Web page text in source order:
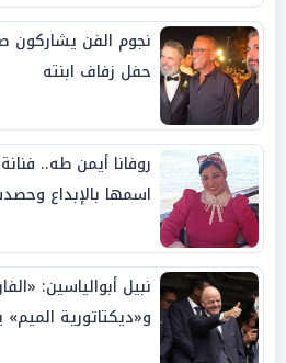
نجوم الفن
حفل زفاف ابنته
روفانا أيمن طه..
اسمها بالإبداع
نبيل أبوالياسين:
و«ديكتاتورية